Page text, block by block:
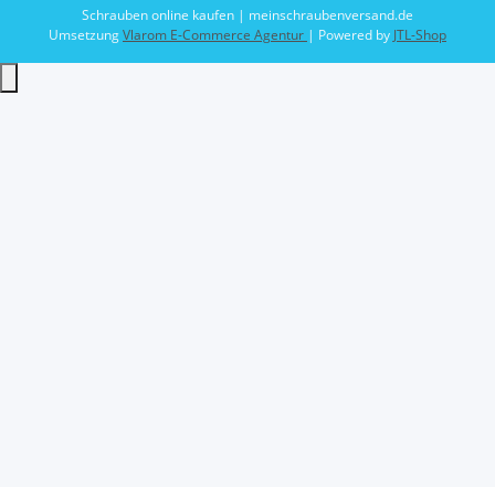
Schrauben online kaufen | meinschraubenversand.de
UmsetzungVlarom E-Commerce Agentur | Powered by JTL-Shop